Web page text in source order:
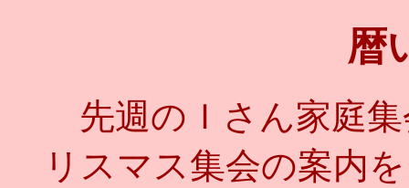
暦
先週のＩさん家庭
リスマス集会の案内